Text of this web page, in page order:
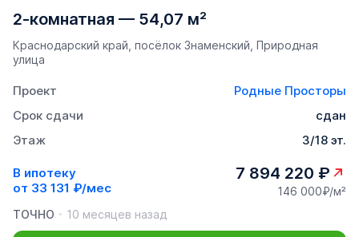
2-комнатная — 54,07 м²
Краснодарский край, посёлок Знаменский, Природная
улица
Проект
Родные Просторы
Срок сдачи
сдан
Этаж
3/18 эт.
В ипотеку
от 33 131 ₽/мес
7 894 220 ₽
146 000₽/м²
ТОЧНО
10 месяцев назад